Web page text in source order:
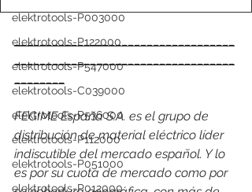
elektrotools-P003000
elektrotools-P122000
elektrotools-P547000
elektrotools-C039000
elektrotools-P536000
elektrotools-P112000
elektrotools-P051000
elektrotools-P012000
___________________________________
___________________________________
FEGIME España S.A. es el grupo de
distribución de material eléctrico líder
indiscutible del mercado español. Y lo
es por su cuota de mercado como por